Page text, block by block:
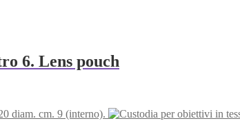
6. Lens pouch
diam. cm. 9 (interno).